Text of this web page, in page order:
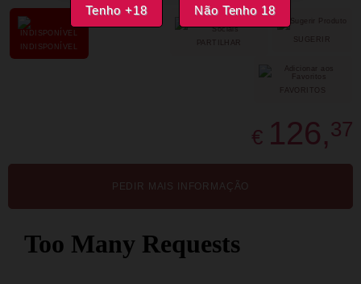
Tenho +18 Não Tenho 18
INDISPONÍVEL
SUGERIR
FAVORITOS
€ 126,37
PEDIR MAIS INFORMAÇÃO